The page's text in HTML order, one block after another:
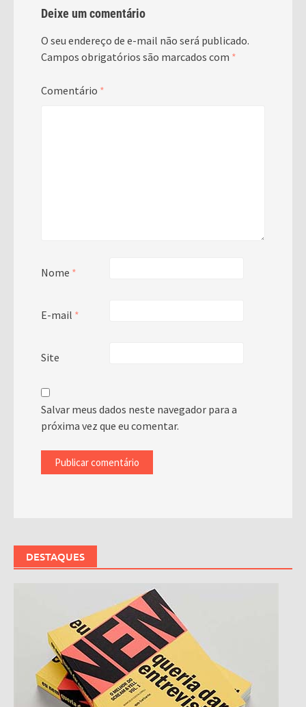
Deixe um comentário
O seu endereço de e-mail não será publicado.
Campos obrigatórios são marcados com *
Comentário *
Nome *
E-mail *
Site
Salvar meus dados neste navegador para a
próxima vez que eu comentar.
DESTAQUES